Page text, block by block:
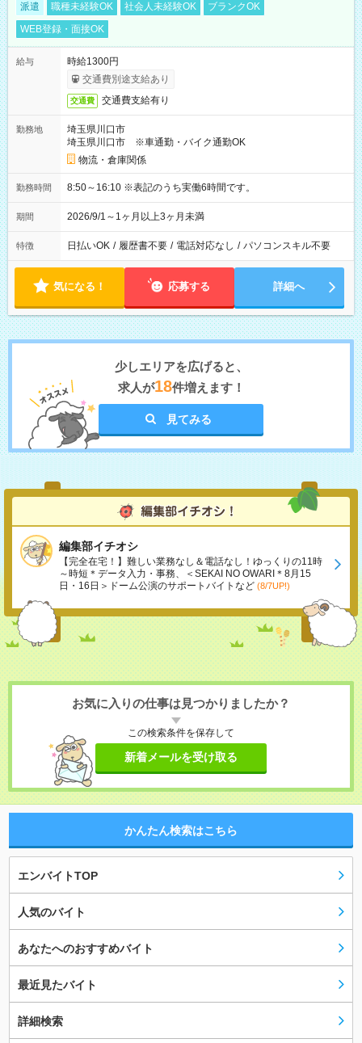
派遣 職種未経験OK 社会人未経験OK
ブランクOK
WEB登録・面接OK
給与
時給1300円
交通費別途支給あり
交通費 交通費支給有り
勤務地
埼玉県川口市
埼玉県川口市 ※車通勤・バイク通勤OK
物流・倉庫関係
勤務時間 8:50～16:10 ※表記のうち実働6時間です。
期間 2026/9/1～1ヶ月以上3ヶ月未満
特徴 日払いOK / 履歴書不要 / 電話対応なし / パソコンスキル不要
気になる！ 応募する 詳細へ
少しエリアを広げると、
求人が18件増えます！
見てみる
編集部イチオシ
【完全在宅！】難しい業務なし＆電話なし！ゆっくりの11時
～時短＊データ入力・事務、＜SEKAI NO OWARI＊8月15
日・16日＞ドーム公演のサポートバイトなど (8/7UP!)
お気に入りの仕事は見つかりましたか？
この検索条件を保存して
新着メールを受け取る
かんたん検索はこちら
エンバイトTOP
人気のバイト
あなたへのおすすめバイト
最近見たバイト
詳細検索